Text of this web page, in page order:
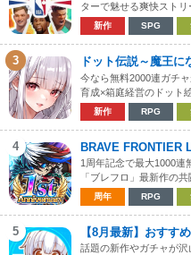
ターで魅せる爽快ストリ
新作 SPG
3 ドット伝説～魔王
今なら無料2000連ガチ
育成×箱庭経営のドット
新作 RPG
4 BRAVE FRONTIER
1周年記念で最大1000連
「ブレフロ」最新作の
周年 RPG
5 【8月最新】おすす
話題の新作やガチャが